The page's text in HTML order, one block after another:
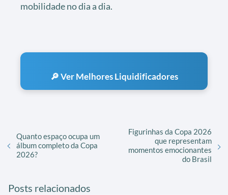
mobilidade no dia a dia.
🔎 Ver Melhores Liquidificadores
Quanto espaço ocupa um
álbum completo da Copa
2026?
Figurinhas da Copa 2026
que representam
momentos emocionantes
do Brasil
Posts relacionados